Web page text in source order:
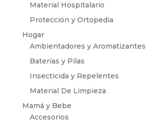
Material Hospitalario
Protección y Ortopedia
Hogar
Ambientadores y Aromatizantes
Baterías y Pilas
Insecticida y Repelentes
Material De Limpieza
Mamá y Bebe
Accesorios